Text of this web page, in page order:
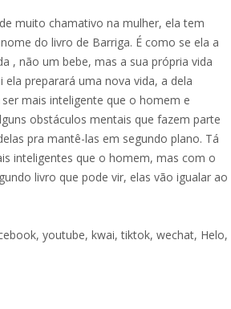
muito chamativo na mulher, ela tem
do livro de Barriga. É como se ela a
, não um bebe, mas a sua própria vida
preparará uma nova vida, a dela
mais inteligente que o homem e
obstáculos mentais que fazem parte
pra mantê-las em segundo plano. Tá
inteligentes que o homem, mas com o
livro que pode vir, elas vão igualar ao
youtube, kwai, tiktok, wechat, Helo,